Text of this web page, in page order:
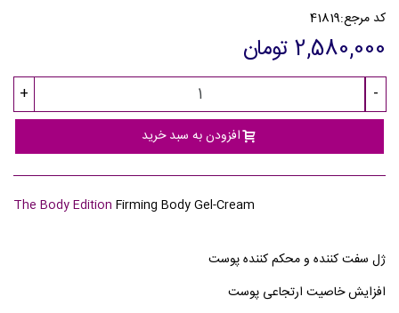
کد مرجع:41819
2,580,000 تومان
-
+
افزودن به سبد خرید
The Body Edition Firming Body Gel-Cream
ژل سفت کننده و محکم کننده پوست
افزایش خاصیت ارتجاعی پوست